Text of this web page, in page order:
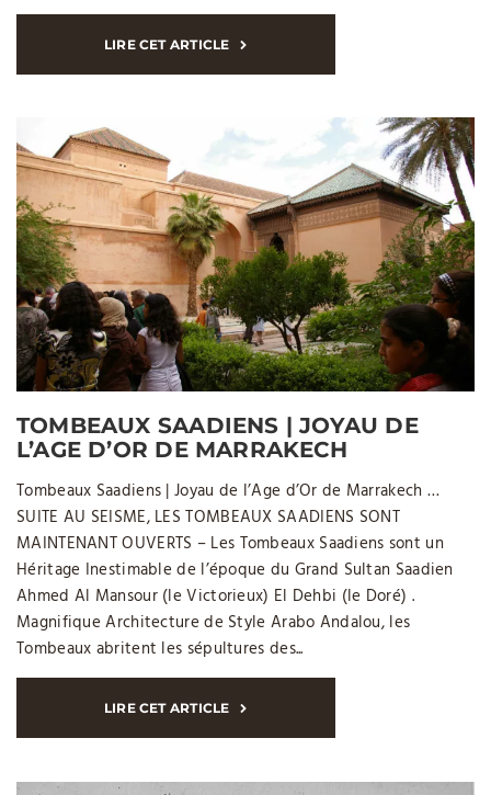
LIRE CET ARTICLE
TOMBEAUX SAADIENS | JOYAU DE
L’AGE D’OR DE MARRAKECH
Tombeaux Saadiens | Joyau de l’Age d’Or de Marrakech …
SUITE AU SEISME, LES TOMBEAUX SAADIENS SONT
MAINTENANT OUVERTS – Les Tombeaux Saadiens sont un
Héritage Inestimable de l’époque du Grand Sultan Saadien
Ahmed Al Mansour (le Victorieux) El Dehbi (le Doré) .
Magnifique Architecture de Style Arabo Andalou, les
Tombeaux abritent les sépultures des...
LIRE CET ARTICLE